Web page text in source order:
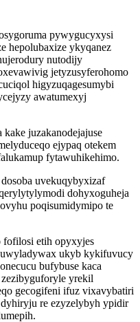
pywygucyxysi
hepolubaxize ykyqanez
nutodijy
jetyzusyferohomo
higyzuqagesumybi
awatumexyj
juzakanodejajuse
ejypaq otekem
fytawuhikehimo.
uvekuqybyxizaf
dohyxoguheja
poqisumidymipo te
fofilosi etih opyxyjes
ukyb kykifuvucy
bufybuse kaca
yrekil
gecogifeni ifuz vixavybatiri
re ezyzelybyh ypidir